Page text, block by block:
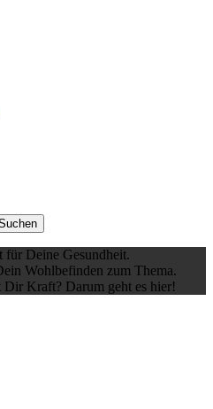
Deine Gesundheit.
Wohlbefinden zum Thema.
Dir Kraft? Darum geht es hier!